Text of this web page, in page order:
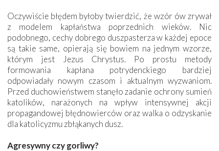
Oczywiście błędem byłoby twierdzić, że wzór ów zrywał
z modelem kapłaństwa poprzednich wieków. Nic
podobnego, cechy dobrego duszpasterza w każdej epoce
są takie same, opierają się bowiem na jednym wzorze,
którym jest Jezus Chrystus. Po prostu metody
formowania kapłana potrydenckiego bardziej
odpowiadały nowym czasom i aktualnym wyzwaniom.
Przed duchowieństwem stanęło zadanie ochrony sumień
katolików, narażonych na wpływ intensywnej akcji
propagandowej błędnowierców oraz walka o odzyskanie
dla katolicyzmu zbłąkanych dusz.
Agresywny czy gorliwy?